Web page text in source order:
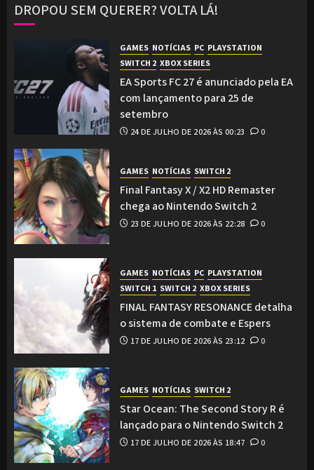
DROPOU SEM QUERER? VOLTA LÁ!
GAMES NOTÍCIAS PC PLAYSTATION
SWITCH 2 XBOX SERIES
EA Sports FC 27 é anunciado pela EA
com lançamento para 25 de
setembro
24 DE JULHO DE 2026 ÀS 00:23 0
GAMES NOTÍCIAS SWITCH 2
Final Fantasy X / X2 HD Remaster
chega ao Nintendo Switch 2
23 DE JULHO DE 2026 ÀS 22:28 0
GAMES NOTÍCIAS PC PLAYSTATION
SWITCH 1 SWITCH 2 XBOX SERIES
FINAL FANTASY RESONANCE detalha
o sistema de combate e Espers
17 DE JULHO DE 2026 ÀS 23:12 0
GAMES NOTÍCIAS SWITCH 2
Star Ocean: The Second Story R é
lançado para o Nintendo Switch 2
17 DE JULHO DE 2026 ÀS 18:47 0